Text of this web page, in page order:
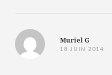
Muriel G
18 JUIN 2014